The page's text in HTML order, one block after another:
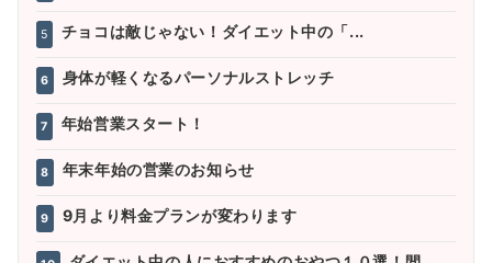
5 チョコは敵じゃない！ダイエット中の「...
6 身体が軽くなるパーソナルストレッチ
7 年始営業スタート！
8 年末年始の営業のお知らせ
9 9月より料金プランが変わります